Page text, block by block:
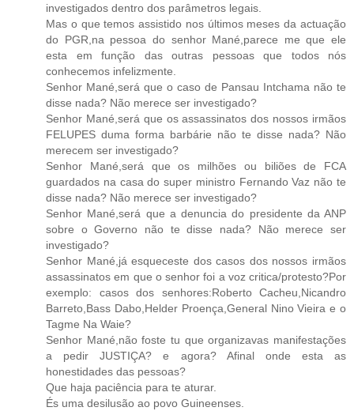
investigados dentro dos parâmetros legais.
Mas o que temos assistido nos últimos meses da actuação
do PGR,na pessoa do senhor Mané,parece me que ele
esta em função das outras pessoas que todos nós
conhecemos infelizmente.
Senhor Mané,será que o caso de Pansau Intchama não te
disse nada? Não merece ser investigado?
Senhor Mané,será que os assassinatos dos nossos irmãos
FELUPES duma forma barbárie não te disse nada? Não
merecem ser investigado?
Senhor Mané,será que os milhões ou biliões de FCA
guardados na casa do super ministro Fernando Vaz não te
disse nada? Não merece ser investigado?
Senhor Mané,será que a denuncia do presidente da ANP
sobre o Governo não te disse nada? Não merece ser
investigado?
Senhor Mané,já esqueceste dos casos dos nossos irmãos
assassinatos em que o senhor foi a voz critica/protesto?Por
exemplo: casos dos senhores:Roberto Cacheu,Nicandro
Barreto,Bass Dabo,Helder Proença,General Nino Vieira e o
Tagme Na Waie?
Senhor Mané,não foste tu que organizavas manifestações
a pedir JUSTIÇA? e agora? Afinal onde esta as
honestidades das pessoas?
Que haja paciência para te aturar.
És uma desilusão ao povo Guineenses.